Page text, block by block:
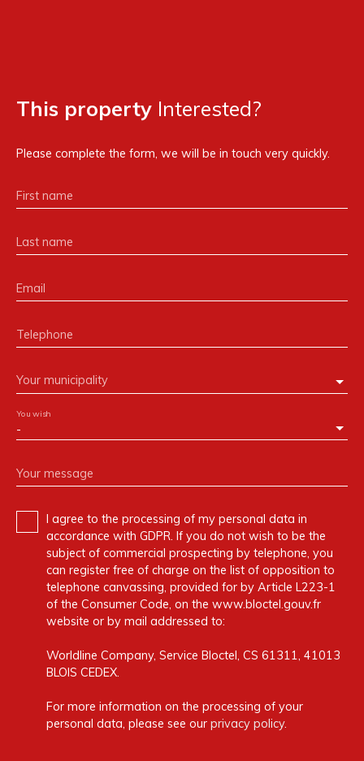
This property Interested?
Please complete the form, we will be in touch very quickly.
First name
Last name
Email
Telephone
Your municipality
-
You wish
Your message
I agree to the processing of my personal data in
accordance with GDPR. If you do not wish to be the
subject of commercial prospecting by telephone, you
can register free of charge on the list of opposition to
telephone canvassing, provided for by Article L223-1
of the Consumer Code, on the www.bloctel.gouv.fr
website or by mail addressed to:
Worldline Company, Service Bloctel, CS 61311, 41013
BLOIS CEDEX.
For more information on the processing of your
personal data, please see our privacy policy.